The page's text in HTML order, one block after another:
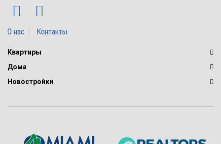
О нас Контакты
Квартиры
Дома
Новостройки